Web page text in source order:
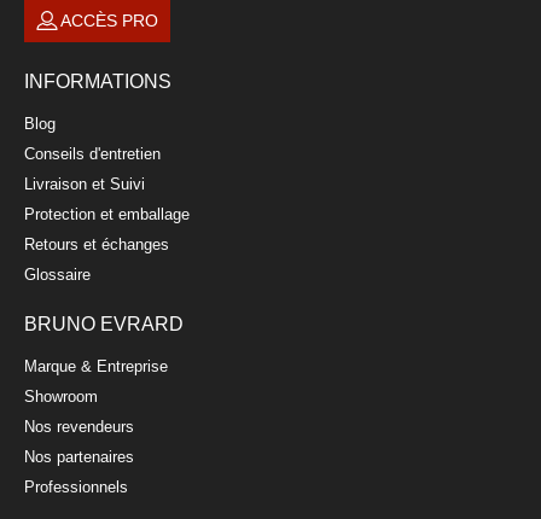
ACCÈS PRO
INFORMATIONS
Blog
Conseils d'entretien
Livraison et Suivi
Protection et emballage
Retours et échanges
Glossaire
BRUNO EVRARD
Marque & Entreprise
Showroom
Nos revendeurs
Nos partenaires
Professionnels